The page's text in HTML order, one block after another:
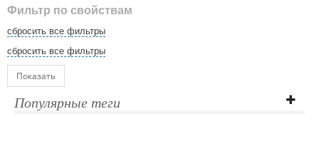
Фильтр по свойствам
сбросить все фильтры
сбросить все фильтры
Показать
Популярные теги